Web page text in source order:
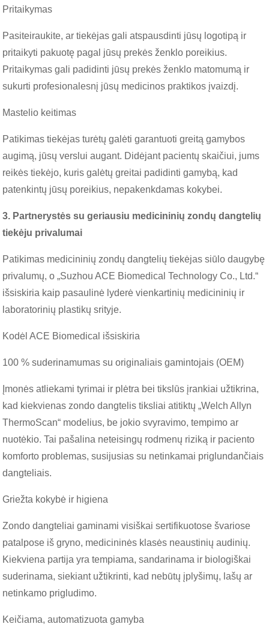
Pritaikymas
Pasiteiraukite, ar tiekėjas gali atspausdinti jūsų logotipą ir
pritaikyti pakuotę pagal jūsų prekės ženklo poreikius.
Pritaikymas gali padidinti jūsų prekės ženklo matomumą ir
sukurti profesionalesnį jūsų medicinos praktikos įvaizdį.
Mastelio keitimas
Patikimas tiekėjas turėtų galėti garantuoti greitą gamybos
augimą, jūsų verslui augant. Didėjant pacientų skaičiui, jums
reikės tiekėjo, kuris galėtų greitai padidinti gamybą, kad
patenkintų jūsų poreikius, nepakenkdamas kokybei.
3. Partnerystės su geriausiu medicininių zondų dangtelių
tiekėju privalumai
Patikimas medicininių zondų dangtelių tiekėjas siūlo daugybę
privalumų, o „Suzhou ACE Biomedical Technology Co., Ltd.“
išsiskiria kaip pasaulinė lyderė vienkartinių medicininių ir
laboratorinių plastikų srityje.
Kodėl ACE Biomedical išsiskiria
100 % suderinamumas su originaliais gamintojais (OEM)
Įmonės atliekami tyrimai ir plėtra bei tikslūs įrankiai užtikrina,
kad kiekvienas zondo dangtelis tiksliai atitiktų „Welch Allyn
ThermoScan“ modelius, be jokio svyravimo, tempimo ar
nuotėkio. Tai pašalina neteisingų rodmenų riziką ir paciento
komforto problemas, susijusias su netinkamai priglundančiais
dangteliais.
Griežta kokybė ir higiena
Zondo dangteliai gaminami visiškai sertifikuotose švariose
patalpose iš gryno, medicininės klasės neaustinių audinių.
Kiekviena partija yra tempiama, sandarinama ir biologiškai
suderinama, siekiant užtikrinti, kad nebūtų įplyšimų, lašų ar
netinkamo prigludimo.
Keičiama, automatizuota gamyba